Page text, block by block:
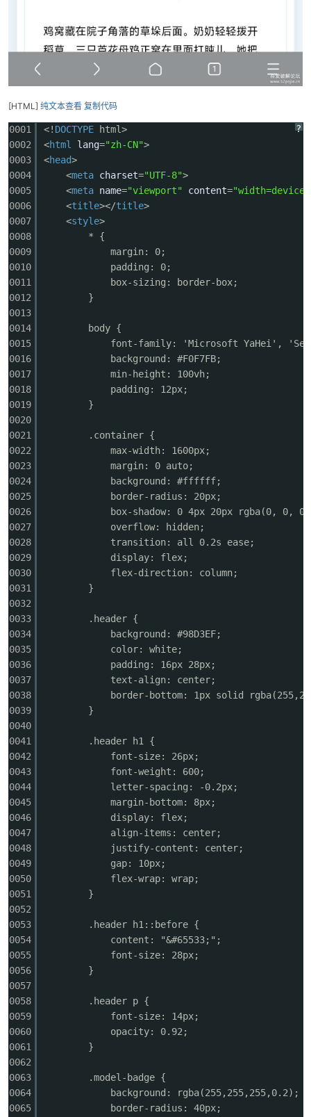
[HTML] 纯文本查看 复制代码
?
0001
0002
0003
0004
0005
0006
0007
0008
0009
0010
0011
0012
0013
0014
0015
0016
0017
0018
0019
0020
0021
0022
0023
0024
0025
0026
0027
0028
0029
0030
0031
0032
0033
0034
0035
0036
0037
0038
0039
0040
0041
0042
0043
0044
0045
0046
0047
0048
0049
0050
0051
0052
0053
0054
0055
0056
0057
0058
0059
0060
0061
0062
0063
0064
0065
<! DOCTYPE
html>
<html lang="zh-CN">
<head>
<meta charset="UTF-8">
<meta name="viewport" content=
<title></title>
<style>
* {
margin: 0;
padding: 0;
box-sizing: border-box;
}
body {
font-family: 'Microsoft YaHei',
background: #F0F7FB;
min-height: 100vh;
padding: 12px;
}
.container {
max-width: 1600px;
margin: 0 auto;
background: #ffffff;
border-radius: 20px;
box-shadow: 0 4px 20px rgba(0, 0,
overflow: hidden;
transition: all 0.2s ease;
display: flex;
flex-direction: column;
}
.header {
background: #98D3EF;
color: white;
padding: 16px 28px;
text-align: center;
border-bottom: 1px solid
}
.header h1 {
font-size: 26px;
font-weight: 600;
letter-spacing: -0.2px;
margin-bottom: 8px;
display: flex;
align-items: center;
justify-content: center;
gap: 10px;
flex-wrap: wrap;
}
.header h1::before {
content: "&#65533;";
font-size: 28px;
}
.header p {
font-size: 14px;
opacity: 0.92;
}
.model-badge {
background: rgba(255,255,255,0.2);
border-radius: 40px;